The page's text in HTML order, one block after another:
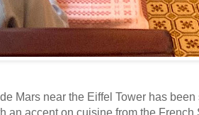
Mars near the Eiffel Tower has